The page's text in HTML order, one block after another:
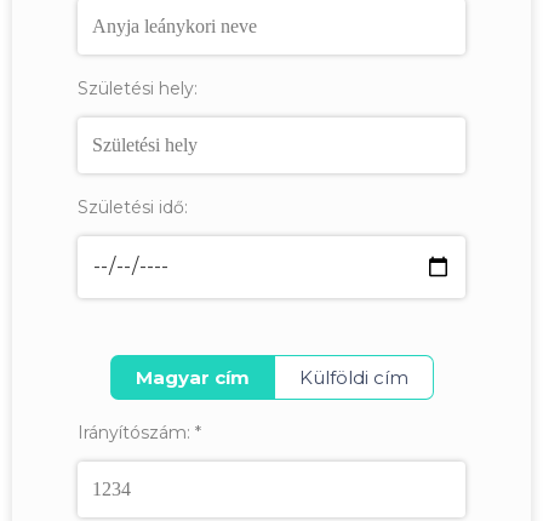
Születési hely:
Születési idő:
Magyar cím Külföldi cím
Irányítószám: *